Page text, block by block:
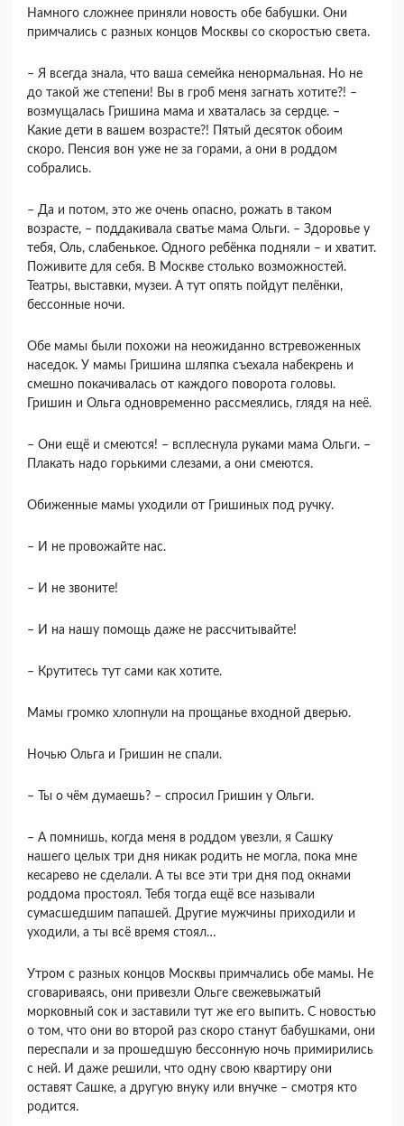
Намного сложнее приняли новость обе бабушки. Они
примчались с разных концов Москвы со скоростью света.
– Я всегда знала, что ваша семейка ненормальная. Но не
до такой же степени! Вы в гроб меня загнать хотите?! –
возмущалась Гришина мама и хваталась за сердце. –
Какие дети в вашем возрасте?! Пятый десяток обоим
скоро. Пенсия вон уже не за горами, а они в роддом
собрались.
– Да и потом, это же очень опасно, рожать в таком
возрасте, – поддакивала сватье мама Ольги. – Здоровье у
тебя, Оль, слабенькое. Одного ребёнка подняли – и хватит.
Поживите для себя. В Москве столько возможностей.
Театры, выставки, музеи. А тут опять пойдут пелёнки,
бессонные ночи.
Обе мамы были похожи на неожиданно встревоженных
наседок. У мамы Гришина шляпка съехала набекрень и
смешно покачивалась от каждого поворота головы.
Гришин и Ольга одновременно рассмеялись, глядя на неё.
– Они ещё и смеются! – всплеснула руками мама Ольги. –
Плакать надо горькими слезами, а они смеются.
Обиженные мамы уходили от Гришиных под ручку.
– И не провожайте нас.
– И не звоните!
– И на нашу помощь даже не рассчитывайте!
– Крутитесь тут сами как хотите.
Мамы громко хлопнули на прощанье входной дверью.
Ночью Ольга и Гришин не спали.
– Ты о чём думаешь? – спросил Гришин у Ольги.
– А помнишь, когда меня в роддом увезли, я Сашку
нашего целых три дня никак родить не могла, пока мне
кесарево не сделали. А ты все эти три дня под окнами
роддома простоял. Тебя тогда ещё все называли
сумасшедшим папашей. Другие мужчины приходили и
уходили, а ты всё время стоял…
Утром с разных концов Москвы примчались обе мамы. Не
сговариваясь, они привезли Ольге свежевыжатый
морковный сок и заставили тут же его выпить. С новостью
о том, что они во второй раз скоро станут бабушками, они
переспали и за прошедшую бессонную ночь примирились
с ней. И даже решили, что одну свою квартиру они
оставят Сашке, а другую внуку или внучке – смотря кто
родится.